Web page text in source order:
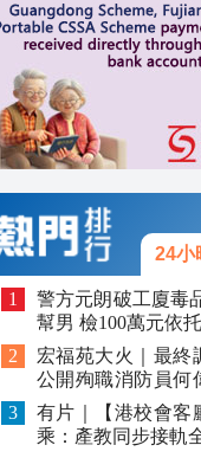
24小
警方元朗破工廈毒
幫男 檢100萬元依
宏福苑大火｜最終
公開殉職消防員何
照片
有片｜【港校會客
乘：產教同步接軌